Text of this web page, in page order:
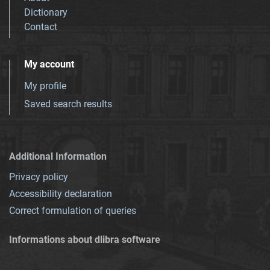
Dictionary
Contact
My account
My profile
Saved search results
Additional Information
Privacy policy
Accessibility declaration
Correct formulation of queries
Informations about dlibra software